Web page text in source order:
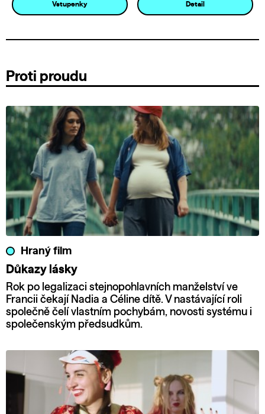
Vstupenky Detail
Proti proudu
Hraný film
Důkazy lásky
Rok po legalizaci stejnopohlavních manželství ve
Francii čekají Nadia a Céline dítě. V nastávající roli
společně čelí vlastním pochybám, novosti systému i
společenským předsudkům.